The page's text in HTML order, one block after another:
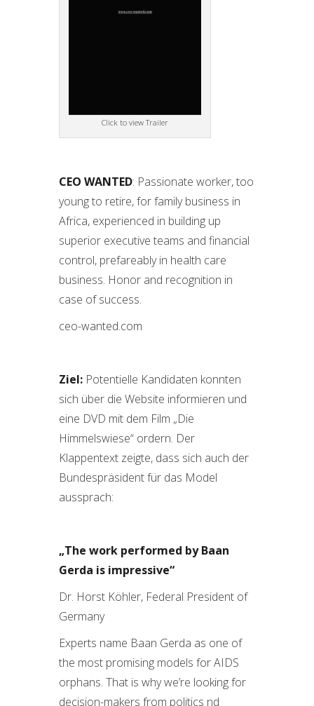
Click to view Trailer
CEO WANTED: Passionate worker, too
young to retire, for family business in
Africa, experienced in building up
superior executive teams and financial
control, prefareably in health care
business. Honor and recognition in
case of success.
ceo-wanted.com
Ziel: Potentielle Kandidaten konnten
sich über die Website informieren und
eine DVD mit dem Film „Die
Himmelswiese“ ordern. Der
Klappentext zeigte, dass sich auch der
Bundespräsident für das Model
aussprach:
„The work performed by Baan
Gerda is impressive“
Dr. Horst Köhler, Federal President of
Germany
Experts name Baan Gerda as one of
the most promising models for AIDS
orphans. That is why we’re looking for
decision-makers from politics nd